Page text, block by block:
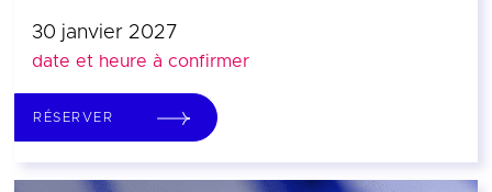
30 janvier 2027
date et heure à confirmer
RÉSERVER